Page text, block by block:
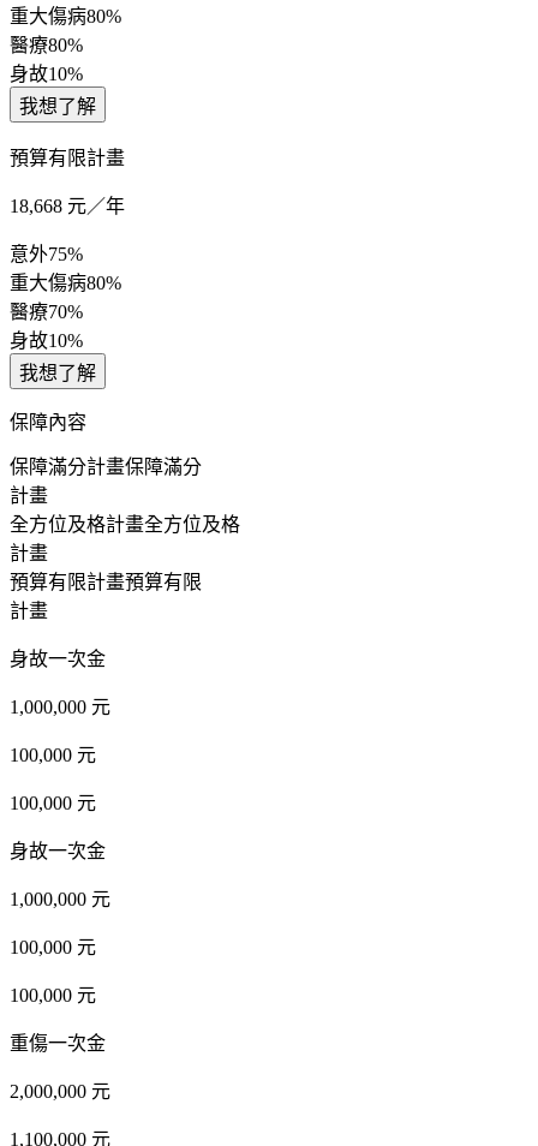
重大傷病80%
醫療80%
身故10%
我想了解
預算有限計畫
18,668 元／年
意外75%
重大傷病80%
醫療70%
身故10%
我想了解
保障內容
保障滿分計畫保障滿分
計畫
全方位及格計畫全方位及格
計畫
預算有限計畫預算有限
計畫
身故一次金
1,000,000 元
100,000 元
100,000 元
身故一次金
1,000,000 元
100,000 元
100,000 元
重傷一次金
2,000,000 元
1,100,000 元